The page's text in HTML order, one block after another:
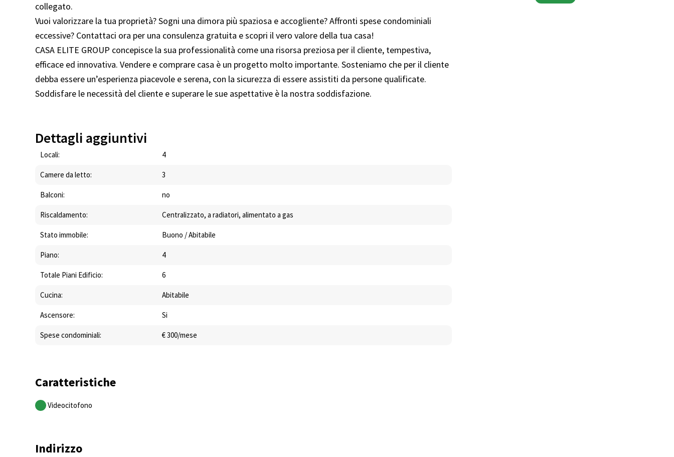
collegato.
Vuoi valorizzare la tua proprietà? Sogni una dimora più spaziosa e accogliente? Affronti spese condominiali
eccessive? Contattaci ora per una consulenza gratuita e scopri il vero valore della tua casa!
CASA ELITE GROUP concepisce la sua professionalità come una risorsa preziosa per il cliente, tempestiva,
efficace ed innovativa. Vendere e comprare casa è un progetto molto importante. Sosteniamo che per il cliente
debba essere un’esperienza piacevole e serena, con la sicurezza di essere assistiti da persone qualificate.
Soddisfare le necessità del cliente e superare le sue aspettative è la nostra soddisfazione.
Dettagli aggiuntivi
Locali: 4
Camere da letto: 3
Balconi: no
Riscaldamento: Centralizzato, a radiatori, alimentato a gas
Stato immobile: Buono / Abitabile
Piano: 4
Totale Piani Edificio: 6
Cucina: Abitabile
Ascensore: Si
Spese condominiali: € 300/mese
Caratteristiche
Videocitofono
Indirizzo